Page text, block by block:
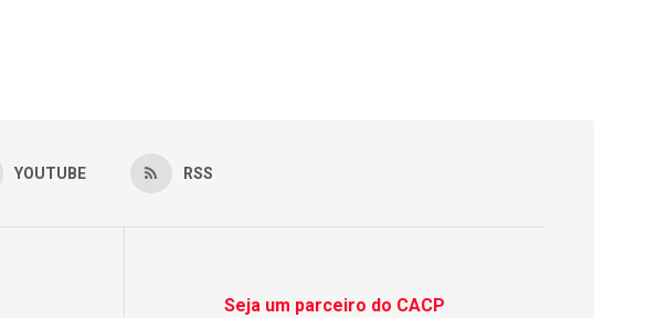
YOUTUBE RSS
Seja um parceiro do CACP